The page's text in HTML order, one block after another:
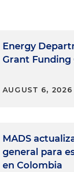
Energy
Grant
AUGUST 6, 2026
MADS
general para
en Colombia